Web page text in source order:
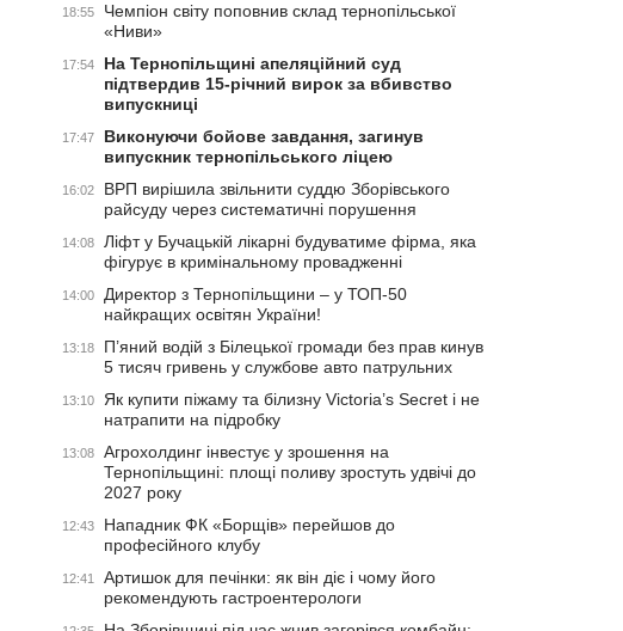
18:55
Чемпіон світу поповнив склад тернопільської
«Ниви»
17:54
На Тернопільщині апеляційний суд
підтвердив 15-річний вирок за вбивство
випускниці
17:47
Виконуючи бойове завдання, загинув
випускник тернопільського ліцею
16:02
ВРП вирішила звільнити суддю Зборівського
райсуду через систематичні порушення
14:08
Ліфт у Бучацькій лікарні будуватиме фірма, яка
фігурує в кримінальному провадженні
14:00
Директор з Тернопільщини – у ТОП-50
найкращих освітян України!
13:18
П’яний водій з Білецької громади без прав кинув
5 тисяч гривень у службове авто патрульних
13:10
Як купити піжаму та білизну Victoria’s Secret і не
натрапити на підробку
13:08
Агрохолдинг інвестує у зрошення на
Тернопільщині: площі поливу зростуть удвічі до
2027 року
12:43
Нападник ФК «Борщів» перейшов до
професійного клубу
12:41
Артишок для печінки: як він діє і чому його
рекомендують гастроентерологи